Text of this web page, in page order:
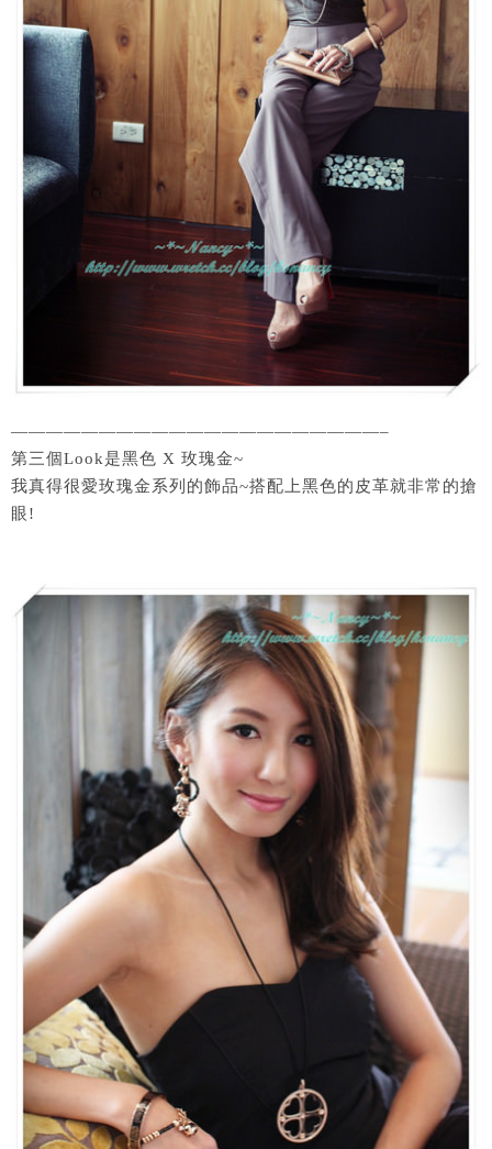
—————————————————————–
第三個Look是黑色 X 玫瑰金~
我真得很愛玫瑰金系列的飾品~搭配上黑色的皮革就非常的搶
眼!